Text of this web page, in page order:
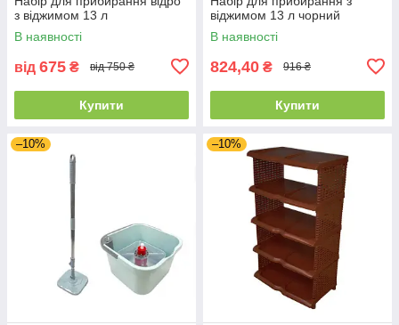
з віджимом 13 л
В наявності
від 675 ₴ від 750 ₴
Купити
віджимом 13 л чорний
В наявності
824,40 ₴ 916 ₴
Купити
–10% –10%